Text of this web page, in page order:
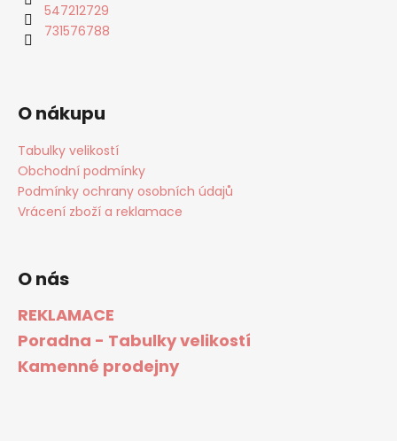
547212729
731576788
O nákupu
Tabulky velikostí
Obchodní podmínky
Podmínky ochrany osobních údajů
Vrácení zboží a reklamace
O nás
REKLAMACE
Poradna - Tabulky velikostí
Kamenné prodejny